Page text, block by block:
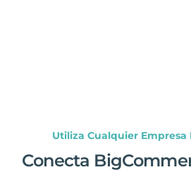
Utiliza Cualquier Empresa
Conecta